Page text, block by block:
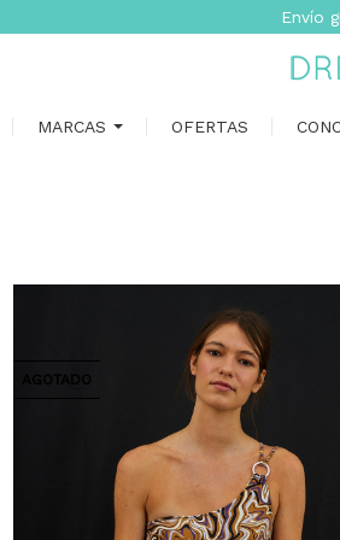
Envío
MARCAS OFERTAS
AGOTADO